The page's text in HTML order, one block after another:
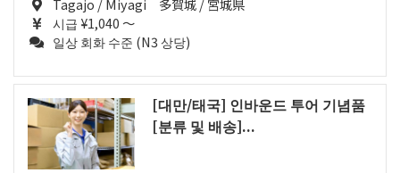
Tagajo / Miyagi 多賀城 / 宮城県
시급 ¥1,040 ～
일상 회화 수준 (N3 상당)
[대만/태국] 인바운드 투어 기념품
[분류 및 배송]...